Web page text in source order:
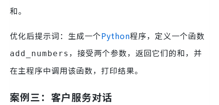
和。
优化后提示词：生成一个Python程序，定义一个函数
add_numbers ，接受两个参数，返回它们的和，并
在主程序中调用该函数，打印结果。
案例三：客户服务对话